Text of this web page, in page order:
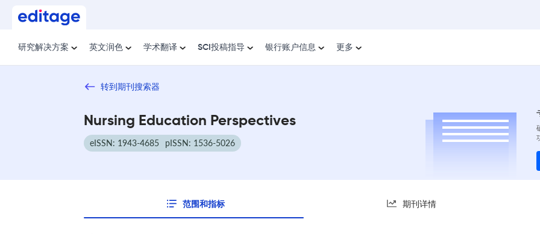
研究解决方案 英文润色 学术翻译 SCI投稿指导 银行账户信息 更多
转到期刊搜索器
Nursing Education Perspectives
eISSN: 1943-4685 pISSN: 1536-5026
范围和指标 期刊详情